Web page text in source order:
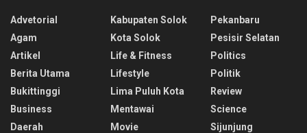
Advetorial
Agam
Artikel
Berita Utama
Bukittinggi
Business
Daerah
Kabupaten Solok
Kota Solok
Life & Fitness
Lifestyle
Lima Puluh Kota
Mentawai
Movie
Pekanbaru
Pesisir Selatan
Politics
Politik
Review
Science
Sijunjung